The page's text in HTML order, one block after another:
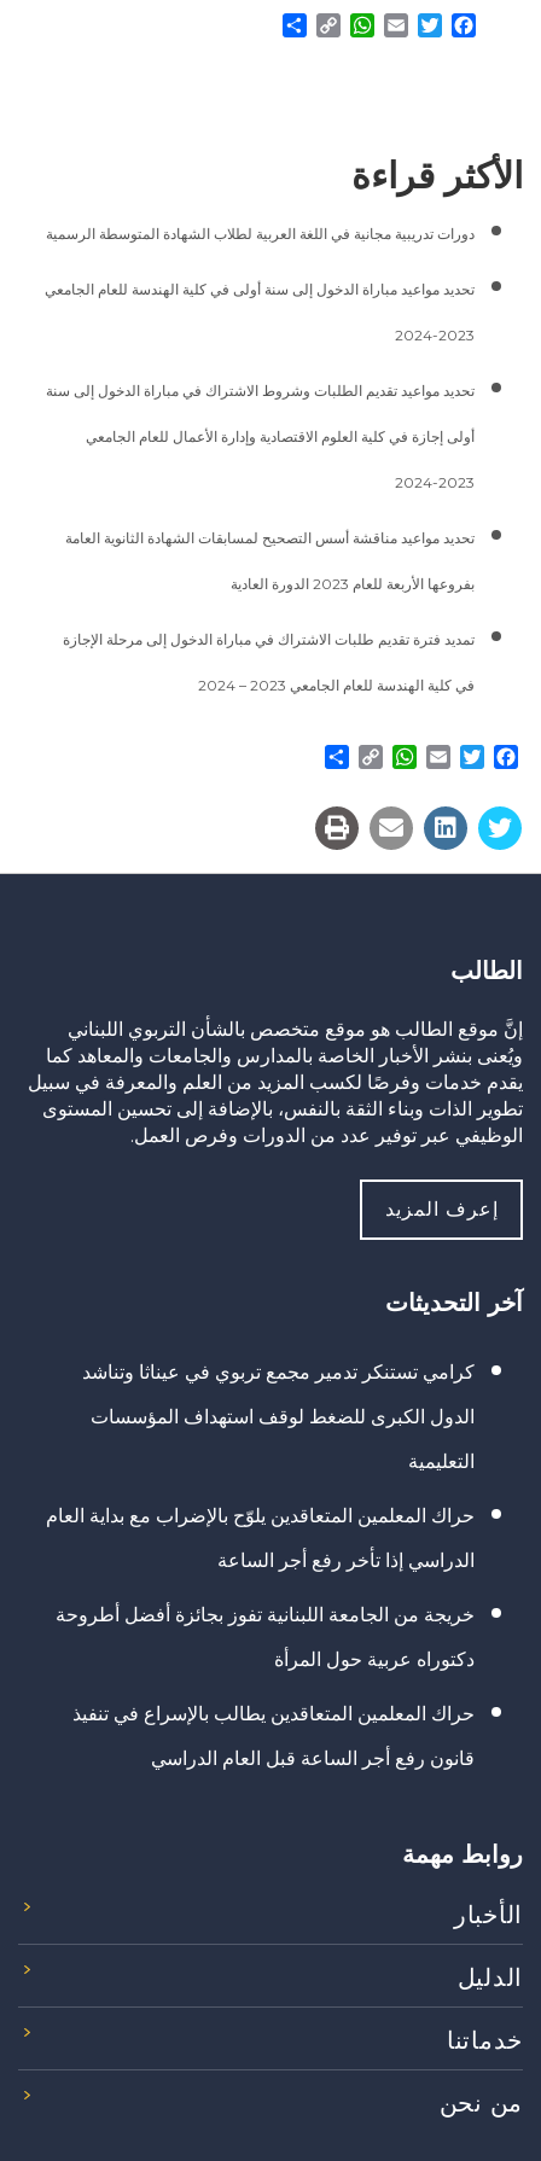
Facebook
Twitter
Email
WhatsApp
Copy
الأكثر قراءة
دورات تدريبية مجانية في اللغة العربية لطلاب الشهادة المتوسطة الرسمية
تحديد مواعيد مباراة الدخول إلى سنة أولى في كلية الهندسة للعام الجامعي
2023-2024
تحديد مواعيد تقديم الطلبات وشروط الاشتراك في مباراة الدخول إلى سنة
أولى إجازة في كلية العلوم الاقتصادية وإدارة الأعمال للعام الجامعي
2023-2024
تحديد مواعيد مناقشة أسس التصحيح لمسابقات الشهادة الثانوية العامة
بفروعها الأربعة للعام 2023 الدورة العادية
تمديد فترة تقديم طلبات الاشتراك في مباراة الدخول إلى مرحلة الإجازة
في كلية الهندسة للعام الجامعي 2023 – 2024
Facebook
Twitter
Email
WhatsApp
Copy
الطالب
إنَّ موقع الطالب هو موقع متخصص بالشأن التربوي اللبناني
ويُعنى بنشر الأخبار الخاصة بالمدارس والجامعات والمعاهد كما
يقدم خدمات وفرصًا لكسب المزيد من العلم والمعرفة في سبيل
تطوير الذات وبناء الثقة بالنفس، بالإضافة إلى تحسين المستوى
الوظيفي عبر توفير عدد من الدورات وفرص العمل.
إعرف المزيد
آخر التحديثات
كرامي تستنكر تدمير مجمع تربوي في عيناثا وتناشد
الدول الكبرى للضغط لوقف استهداف المؤسسات
التعليمية
حراك المعلمين المتعاقدين يلوّح بالإضراب مع بداية العام
الدراسي إذا تأخر رفع أجر الساعة
خريجة من الجامعة اللبنانية تفوز بجائزة أفضل أطروحة
دكتوراه عربية حول المرأة
حراك المعلمين المتعاقدين يطالب بالإسراع في تنفيذ
قانون رفع أجر الساعة قبل العام الدراسي
روابط مهمة
الأخبار
الدليل
خدماتنا
من نحن